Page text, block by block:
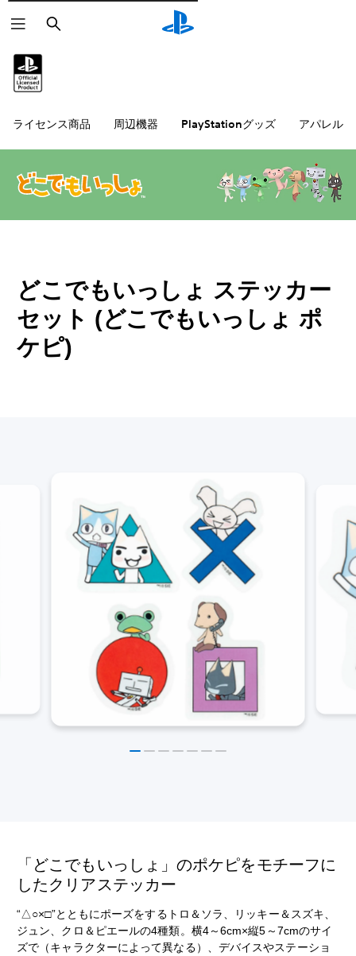
検
索
ライセンス商品 周辺機器 PlayStationグッズ アパレル
どこでもいっしょ ステッカー
セット (どこでもいっしょ ポ
ケピ)
「どこでもいっしょ」のポケピをモチーフに
したクリアステッカー
“△○×□”とともにポーズをするトロ＆ソラ、リッキー＆スズキ、
ジュン、クロ＆ピエールの4種類。横4～6cm×縦5～7cmのサイ
ズで（キャラクターによって異なる）、デバイスやステーショ